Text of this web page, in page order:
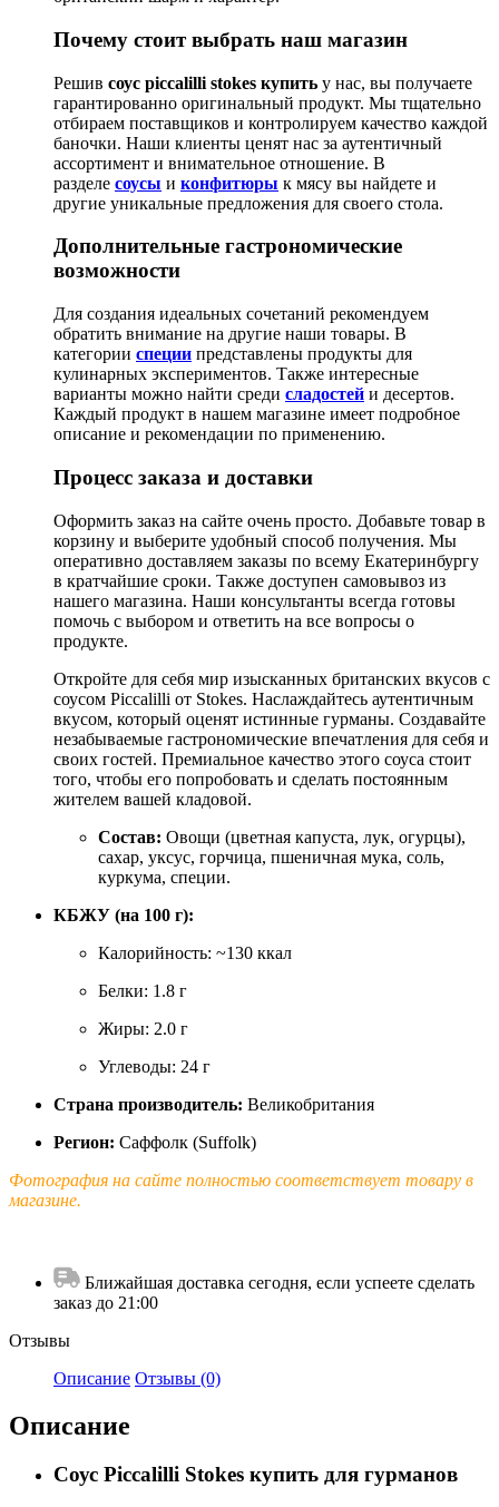
Почему стоит выбрать наш магазин
Решив соус piccalilli stokes купить у нас, вы получаете
гарантированно оригинальный продукт. Мы тщательно
отбираем поставщиков и контролируем качество каждой
баночки. Наши клиенты ценят нас за аутентичный
ассортимент и внимательное отношение. В
разделе соусы и конфитюры к мясу вы найдете и
другие уникальные предложения для своего стола.
Дополнительные гастрономические
возможности
Для создания идеальных сочетаний рекомендуем
обратить внимание на другие наши товары. В
категории специи представлены продукты для
кулинарных экспериментов. Также интересные
варианты можно найти среди сладостей и десертов.
Каждый продукт в нашем магазине имеет подробное
описание и рекомендации по применению.
Процесс заказа и доставки
Оформить заказ на сайте очень просто. Добавьте товар в
корзину и выберите удобный способ получения. Мы
оперативно доставляем заказы по всему Екатеринбургу
в кратчайшие сроки. Также доступен самовывоз из
нашего магазина. Наши консультанты всегда готовы
помочь с выбором и ответить на все вопросы о
продукте.
Откройте для себя мир изысканных британских вкусов с
соусом Piccalilli от Stokes. Наслаждайтесь аутентичным
вкусом, который оценят истинные гурманы. Создавайте
незабываемые гастрономические впечатления для себя и
своих гостей. Премиальное качество этого соуса стоит
того, чтобы его попробовать и сделать постоянным
жителем вашей кладовой.
Состав: Овощи (цветная капуста, лук, огурцы),
сахар, уксус, горчица, пшеничная мука, соль,
куркума, специи.
КБЖУ (на 100 г):
Калорийность: ~130 ккал
Белки: 1.8 г
Жиры: 2.0 г
Углеводы: 24 г
Страна производитель: Великобритания
Регион: Саффолк (Suffolk)
Фотография на сайте полностью соответствует товару в
магазине.
Ближайшая доставка сегодня, если успеете сделать
заказ до 21:00
Отзывы
Описание Отзывы (0)
Описание
Соус Piccalilli Stokes купить для гурманов